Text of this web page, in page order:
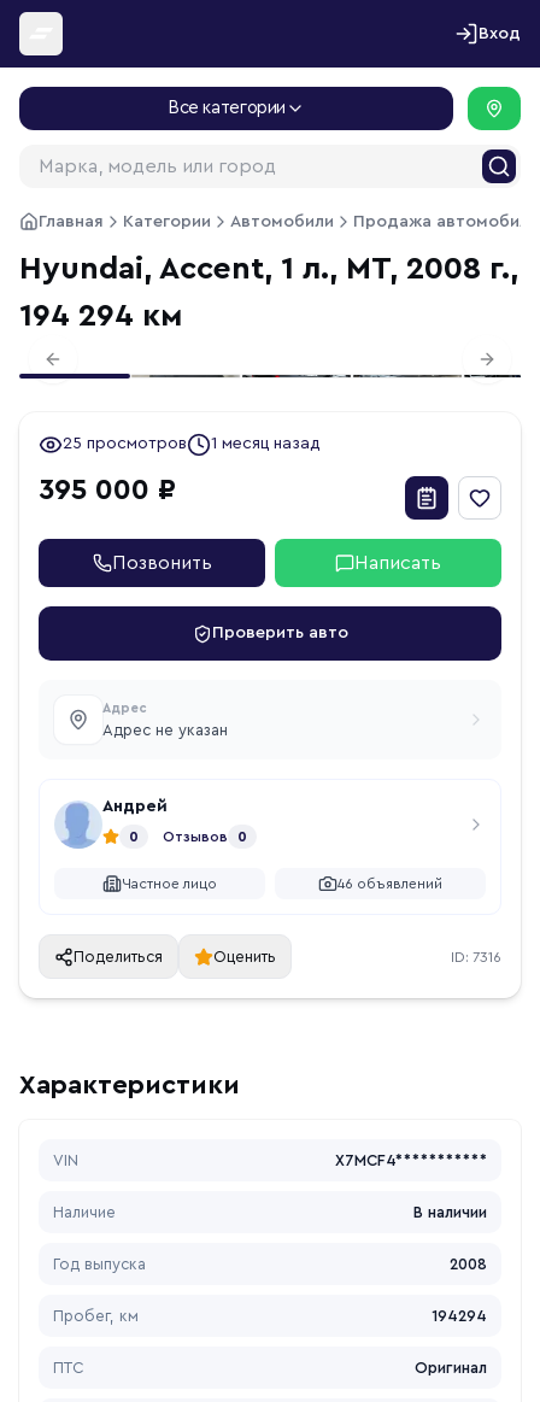
Перейти к содержимому
Вход
Все категории
Главная Категории Автомобили Продажа
Hyundai, Accent, 1 л., МТ, 2008 г.,
194 294 км
Previous slide Next
25 просмотров 1 месяц назад
395 000 ₽
Позвонить Написать
Проверить авто
Адрес
Адрес не указан
Андрей
0 Отзывов 0
Частное лицо 46 объявлений
Поделиться Оценить ID: 7316
Характеристики
VIN X7MCF4***********
Наличие В наличии
Год выпуска 2008
Пробег, км 194294
ПТС Оригинал